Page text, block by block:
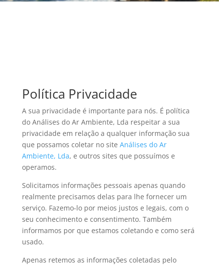
Política Privacidade
A sua privacidade é importante para nós. É política
do Análises do Ar Ambiente, Lda respeitar a sua
privacidade em relação a qualquer informação sua
que possamos coletar no site Análises do Ar
Ambiente, Lda, e outros sites que possuímos e
operamos.
Solicitamos informações pessoais apenas quando
realmente precisamos delas para lhe fornecer um
serviço. Fazemo-lo por meios justos e legais, com o
seu conhecimento e consentimento. Também
informamos por que estamos coletando e como será
usado.
Apenas retemos as informações coletadas pelo